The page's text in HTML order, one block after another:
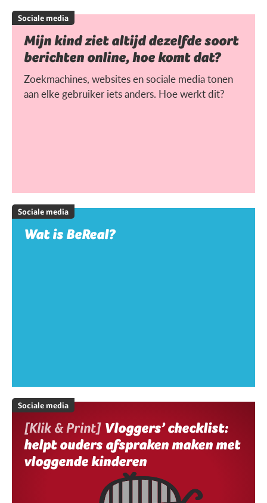
Sociale media
Mijn kind ziet altijd dezelfde soort
berichten online, hoe komt dat?
Zoekmachines, websites en sociale media tonen
aan elke gebruiker iets anders. Hoe werkt dit?
Sociale media
Wat is BeReal?
Sociale media
[Klik & Print] Vloggers’ checklist:
helpt ouders afspraken maken met
vloggende kinderen